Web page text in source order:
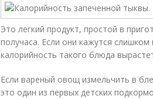
Это легкий продукт, простой в
получаса. Если они кажутся
калорийность такого блюда
Если вареный овощ измельчить в
это один из первых детских